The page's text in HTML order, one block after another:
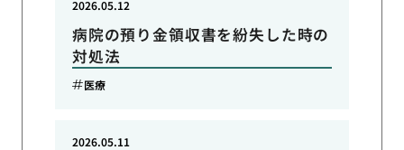
病院の預り金領収書を紛失した時の
対処法
2026.05.12
医療
2026.05.11